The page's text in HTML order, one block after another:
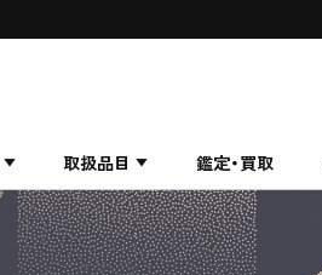
取扱品目 鑑定・買取